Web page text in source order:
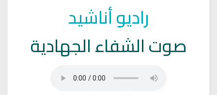
راديو أناشيد
صوت الشفاء الجهادية